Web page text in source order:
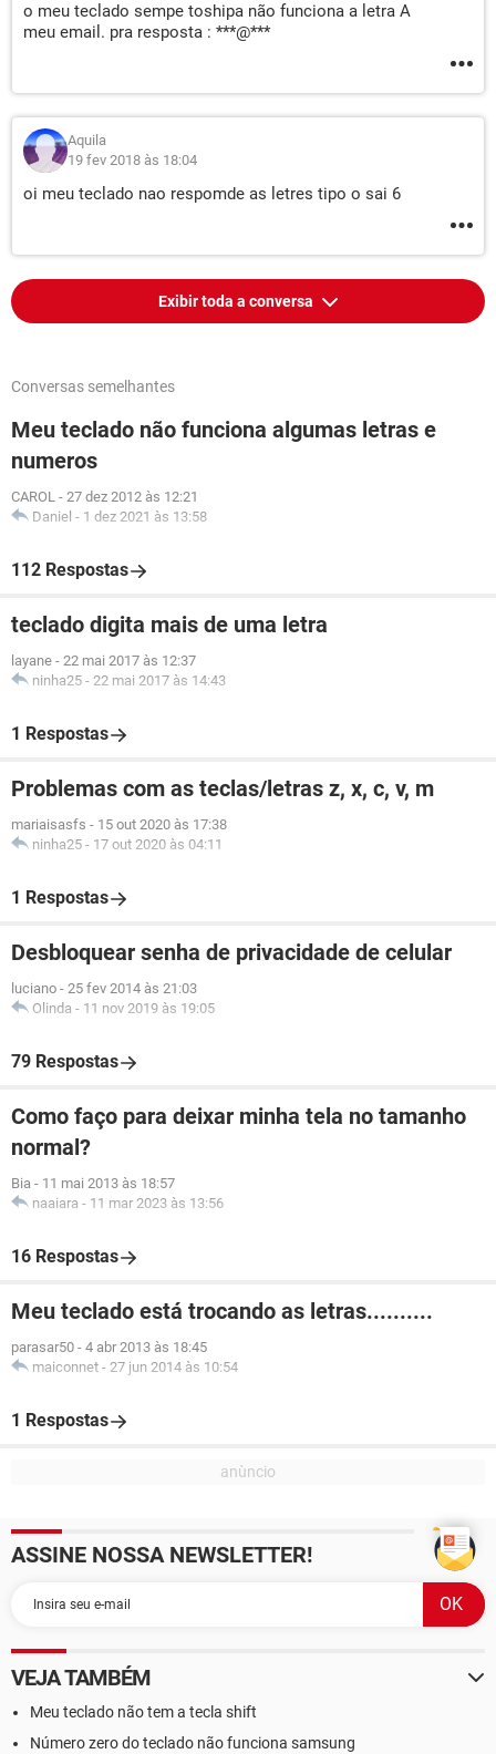
o meu teclado sempe toshipa não funciona a letra A
meu email. pra resposta : ***@***
Aquila
19 fev 2018 às 18:04
oi meu teclado nao respomde as letres tipo o sai 6
Exibir toda a conversa
Conversas semelhantes
Meu teclado não funciona algumas letras e
numeros
CAROL - 27 dez 2012 às 12:21
Daniel - 1 dez 2021 às 13:58
112 Respostas
teclado digita mais de uma letra
layane - 22 mai 2017 às 12:37
ninha25 - 22 mai 2017 às 14:43
1 Respostas
Problemas com as teclas/letras z, x, c, v, m
mariaisasfs - 15 out 2020 às 17:38
ninha25 - 17 out 2020 às 04:11
1 Respostas
Desbloquear senha de privacidade de celular
luciano - 25 fev 2014 às 21:03
Olinda - 11 nov 2019 às 19:05
79 Respostas
Como faço para deixar minha tela no tamanho
normal?
Bia - 11 mai 2013 às 18:57
naaiara - 11 mar 2023 às 13:56
16 Respostas
Meu teclado está trocando as letras..........
parasar50 - 4 abr 2013 às 18:45
maiconnet - 27 jun 2014 às 10:54
1 Respostas
ASSINE NOSSA NEWSLETTER!
VEJA TAMBÉM
Meu teclado não tem a tecla shift
Número zero do teclado não funciona samsung